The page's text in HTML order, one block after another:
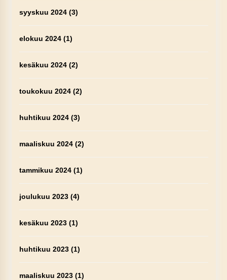
syyskuu 2024(3)
elokuu 2024(1)
kesäkuu 2024(2)
toukokuu 2024(2)
huhtikuu 2024(3)
maaliskuu 2024(2)
tammikuu 2024(1)
joulukuu 2023(4)
kesäkuu 2023(1)
huhtikuu 2023(1)
maaliskuu 2023(1)